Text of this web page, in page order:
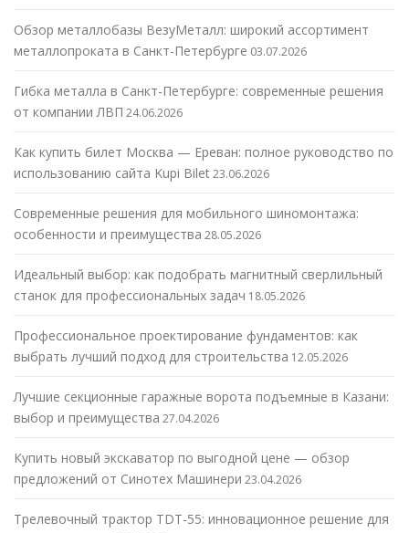
Обзор металлобазы ВезуМеталл: широкий ассортимент
металлопроката в Санкт-Петербурге 03.07.2026
Гибка металла в Санкт-Петербурге: современные решения
от компании ЛВП 24.06.2026
Как купить билет Москва — Ереван: полное руководство по
использованию сайта Kupi Bilet23.06.2026
Современные решения для мобильного шиномонтажа:
особенности и преимущества 28.05.2026
Идеальный выбор: как подобрать магнитный сверлильный
станок для профессиональных задач 18.05.2026
Профессиональное проектирование фундаментов: как
выбрать лучший подход для строительства 12.05.2026
Лучшие секционные гаражные ворота подъемные в Казани:
выбор и преимущества 27.04.2026
Купить новый экскаватор по выгодной цене — обзор
предложений от Синотех Машинери 23.04.2026
Трелевочный трактор TDT-55: инновационное решение для